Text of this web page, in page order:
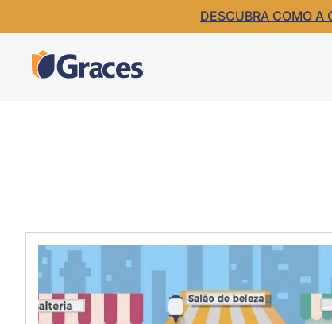
DESCUBRA COMO A